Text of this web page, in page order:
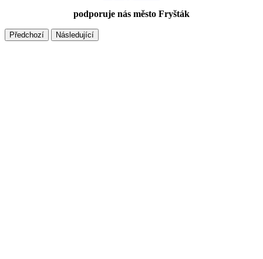
podporuje nás město Fryšták
Předchozí Následující